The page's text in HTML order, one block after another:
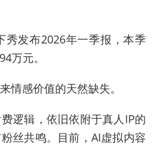
秀发布2026年一季报，本季
万元。
情感价值的天然缺失。
逻辑，依旧依附于真人IP的
丝共鸣。目前，AI虚拟内容